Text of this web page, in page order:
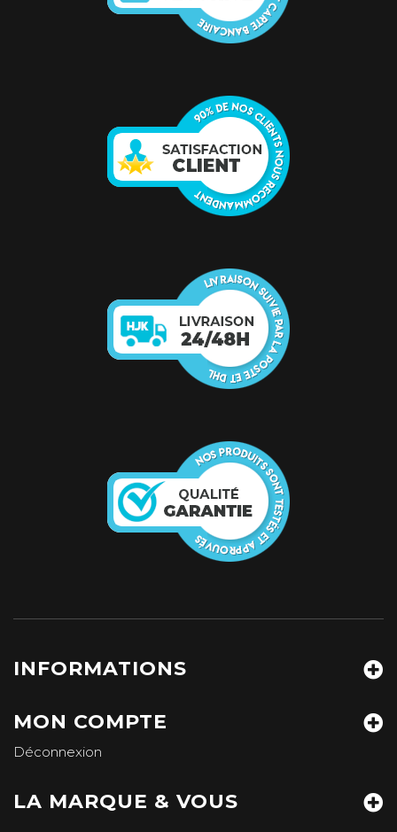
INFORMATIONS
MON COMPTE
Déconnexion
LA MARQUE & VOUS